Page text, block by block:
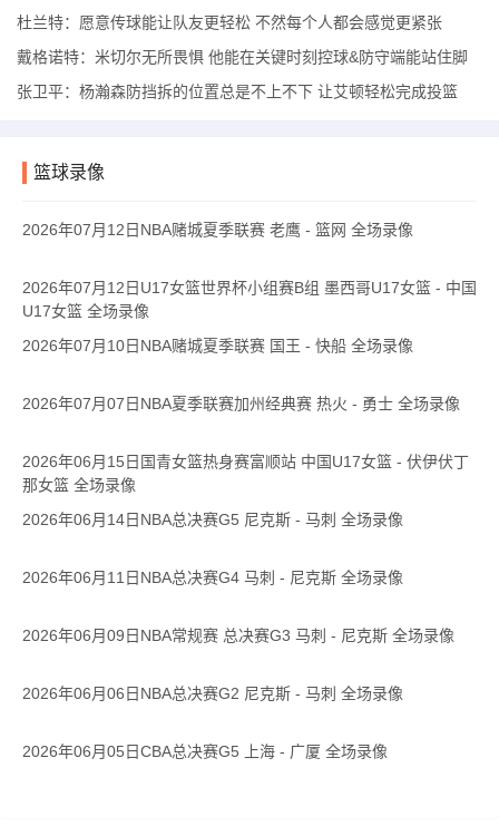
杜兰特：愿意传球能让队友更轻松 不然每个人都会感觉更紧张
戴格诺特：米切尔无所畏惧 他能在关键时刻控球&防守端能站住脚
张卫平：杨瀚森防挡拆的位置总是不上不下 让艾顿轻松完成投篮
篮球录像
2026年07月12日NBA赌城夏季联赛 老鹰 - 篮网 全场录像
2026年07月12日U17女篮世界杯小组赛B组 墨西哥U17女篮 - 中国
U17女篮 全场录像
2026年07月10日NBA赌城夏季联赛 国王 - 快船 全场录像
2026年07月07日NBA夏季联赛加州经典赛 热火 - 勇士 全场录像
2026年06月15日国青女篮热身赛富顺站 中国U17女篮 - 伏伊伏丁
那女篮 全场录像
2026年06月14日NBA总决赛G5 尼克斯 - 马刺 全场录像
2026年06月11日NBA总决赛G4 马刺 - 尼克斯 全场录像
2026年06月09日NBA常规赛 总决赛G3 马刺 - 尼克斯 全场录像
2026年06月06日NBA总决赛G2 尼克斯 - 马刺 全场录像
2026年06月05日CBA总决赛G5 上海 - 广厦 全场录像